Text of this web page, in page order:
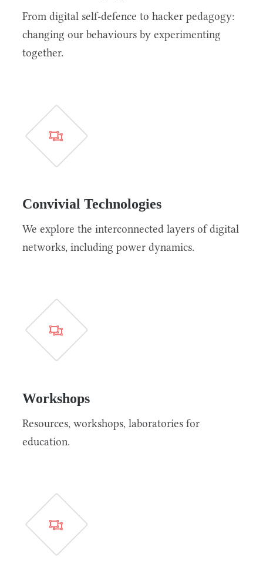
From digital self-defence to hacker pedagogy:
changing our behaviours by experimenting
together.
Convivial Technologies
We explore the interconnected layers of digital
networks, including power dynamics.
Workshops
Resources, workshops, laboratories for
education.